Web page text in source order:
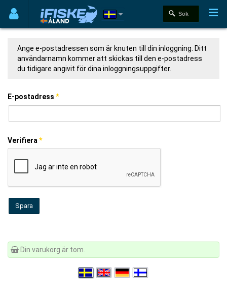
Ange e-postadressen som är knuten till din inloggning. Ditt
användarnamn kommer att skickas till den e-postadress
du tidigare angivit för dina inloggningsuppgifter.
E-postadress *
Verifiera *
Spara
Din varukorg är tom.